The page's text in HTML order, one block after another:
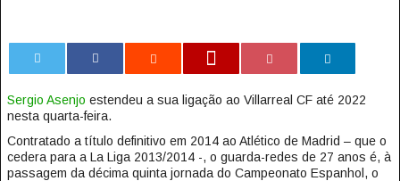
Sergio Asenjo estendeu a sua ligação ao Villarreal CF até 2022
nesta quarta-feira.
Contratado a título definitivo em 2014 ao Atlético de Madrid – que o
cedera para a La Liga 2013/2014 -, o guarda-redes de 27 anos é, à
passagem da décima quinta jornada do Campeonato Espanhol, o